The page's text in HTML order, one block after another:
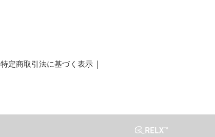
特定商取引法に基づく表示